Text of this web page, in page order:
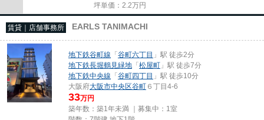
坪単価： 2.2万円
賃貸｜店舗事務所 EARLS TANIMACHI
地下鉄谷町線 「谷町六丁目 」駅 徒歩2分
地下鉄長堀鶴見緑地 「松屋町 」駅 徒歩7分
地下鉄中央線 「谷町四丁目 」駅 徒歩10分
大阪府大阪市中央区谷町 ６丁目4-6
33万円
築年数：築1年未満 ｜募集中： 1室